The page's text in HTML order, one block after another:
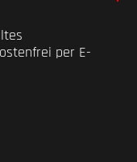
per E-